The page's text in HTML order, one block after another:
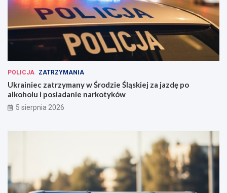
POLICJA ZATRZYMANIA
Ukrainiec zatrzymany w Środzie Śląskiej za jazdę po
alkoholu i posiadanie narkotyków
5 sierpnia 2026